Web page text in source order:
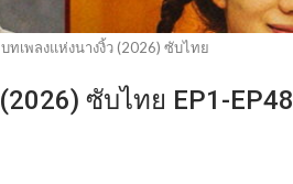
บทเพลงแห่งนางงิ้ว (2026) ซับไทย
ซับไทย EP1-EP48